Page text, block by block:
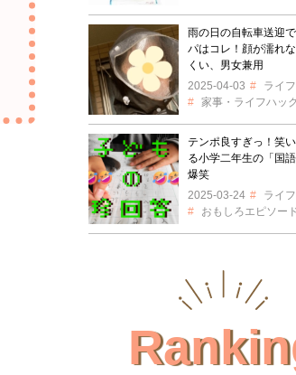
雨の日の自転車送迎
パはコレ！顔が濡れ
くい、男女兼用
2025-04-03
ライ
家事・ライフハック
テンポ良すぎっ！笑
る小学二年生の「国
爆笑
2025-03-24
ライ
おもしろエピソー